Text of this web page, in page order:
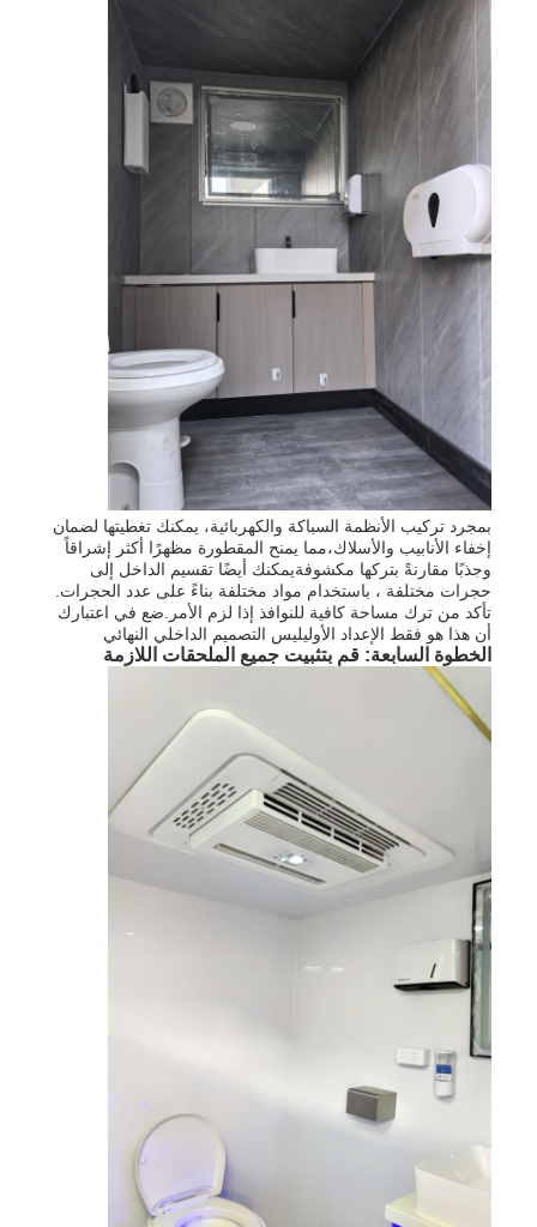
بمجرد تركيب الأنظمة السباكة والكهربائية، يمكنك تغطيتها لضمان
إخفاء الأنابيب والأسلاك،مما يمنح المقطورة مظهرًا أكثر إشراقاً
وجذبًا مقارنةً بتركها مكشوفةيمكنك أيضًا تقسيم الداخل إلى
حجرات مختلفة ، باستخدام مواد مختلفة بناءً على عدد الحجرات.
تأكد من ترك مساحة كافية للنوافذ إذا لزم الأمر.ضع في اعتبارك
أن هذا هو فقط الإعداد الأوليليس التصميم الداخلي النهائي
الخطوة السابعة: قم بتثبيت جميع الملحقات اللازمة